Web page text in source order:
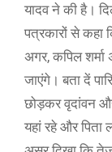
यादव ने की है।
पत्रकारों से कहा
अगर, कपिल
जाएंगे। बता दें
छोड़कर वृदांवन
यहां रहे और